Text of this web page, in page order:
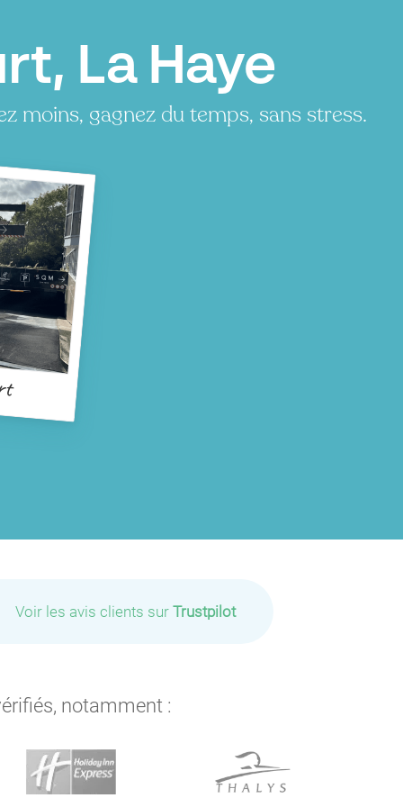
La Haye
moins, gagnez du temps, sans stress.
Voir les avis clients sur Trustpilot
notamment :